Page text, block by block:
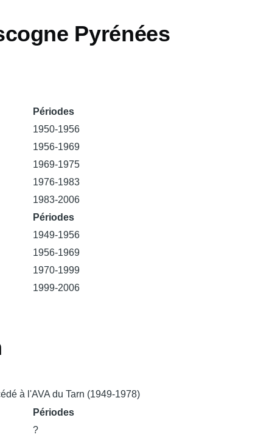
Pyrénées
Périodes
1950-1956
1956-1969
1969-1975
1976-1983
1983-2006
Périodes
1949-1956
1956-1969
1970-1999
1999-2006
à l'AVA du Tarn (1949-1978)
Périodes
?